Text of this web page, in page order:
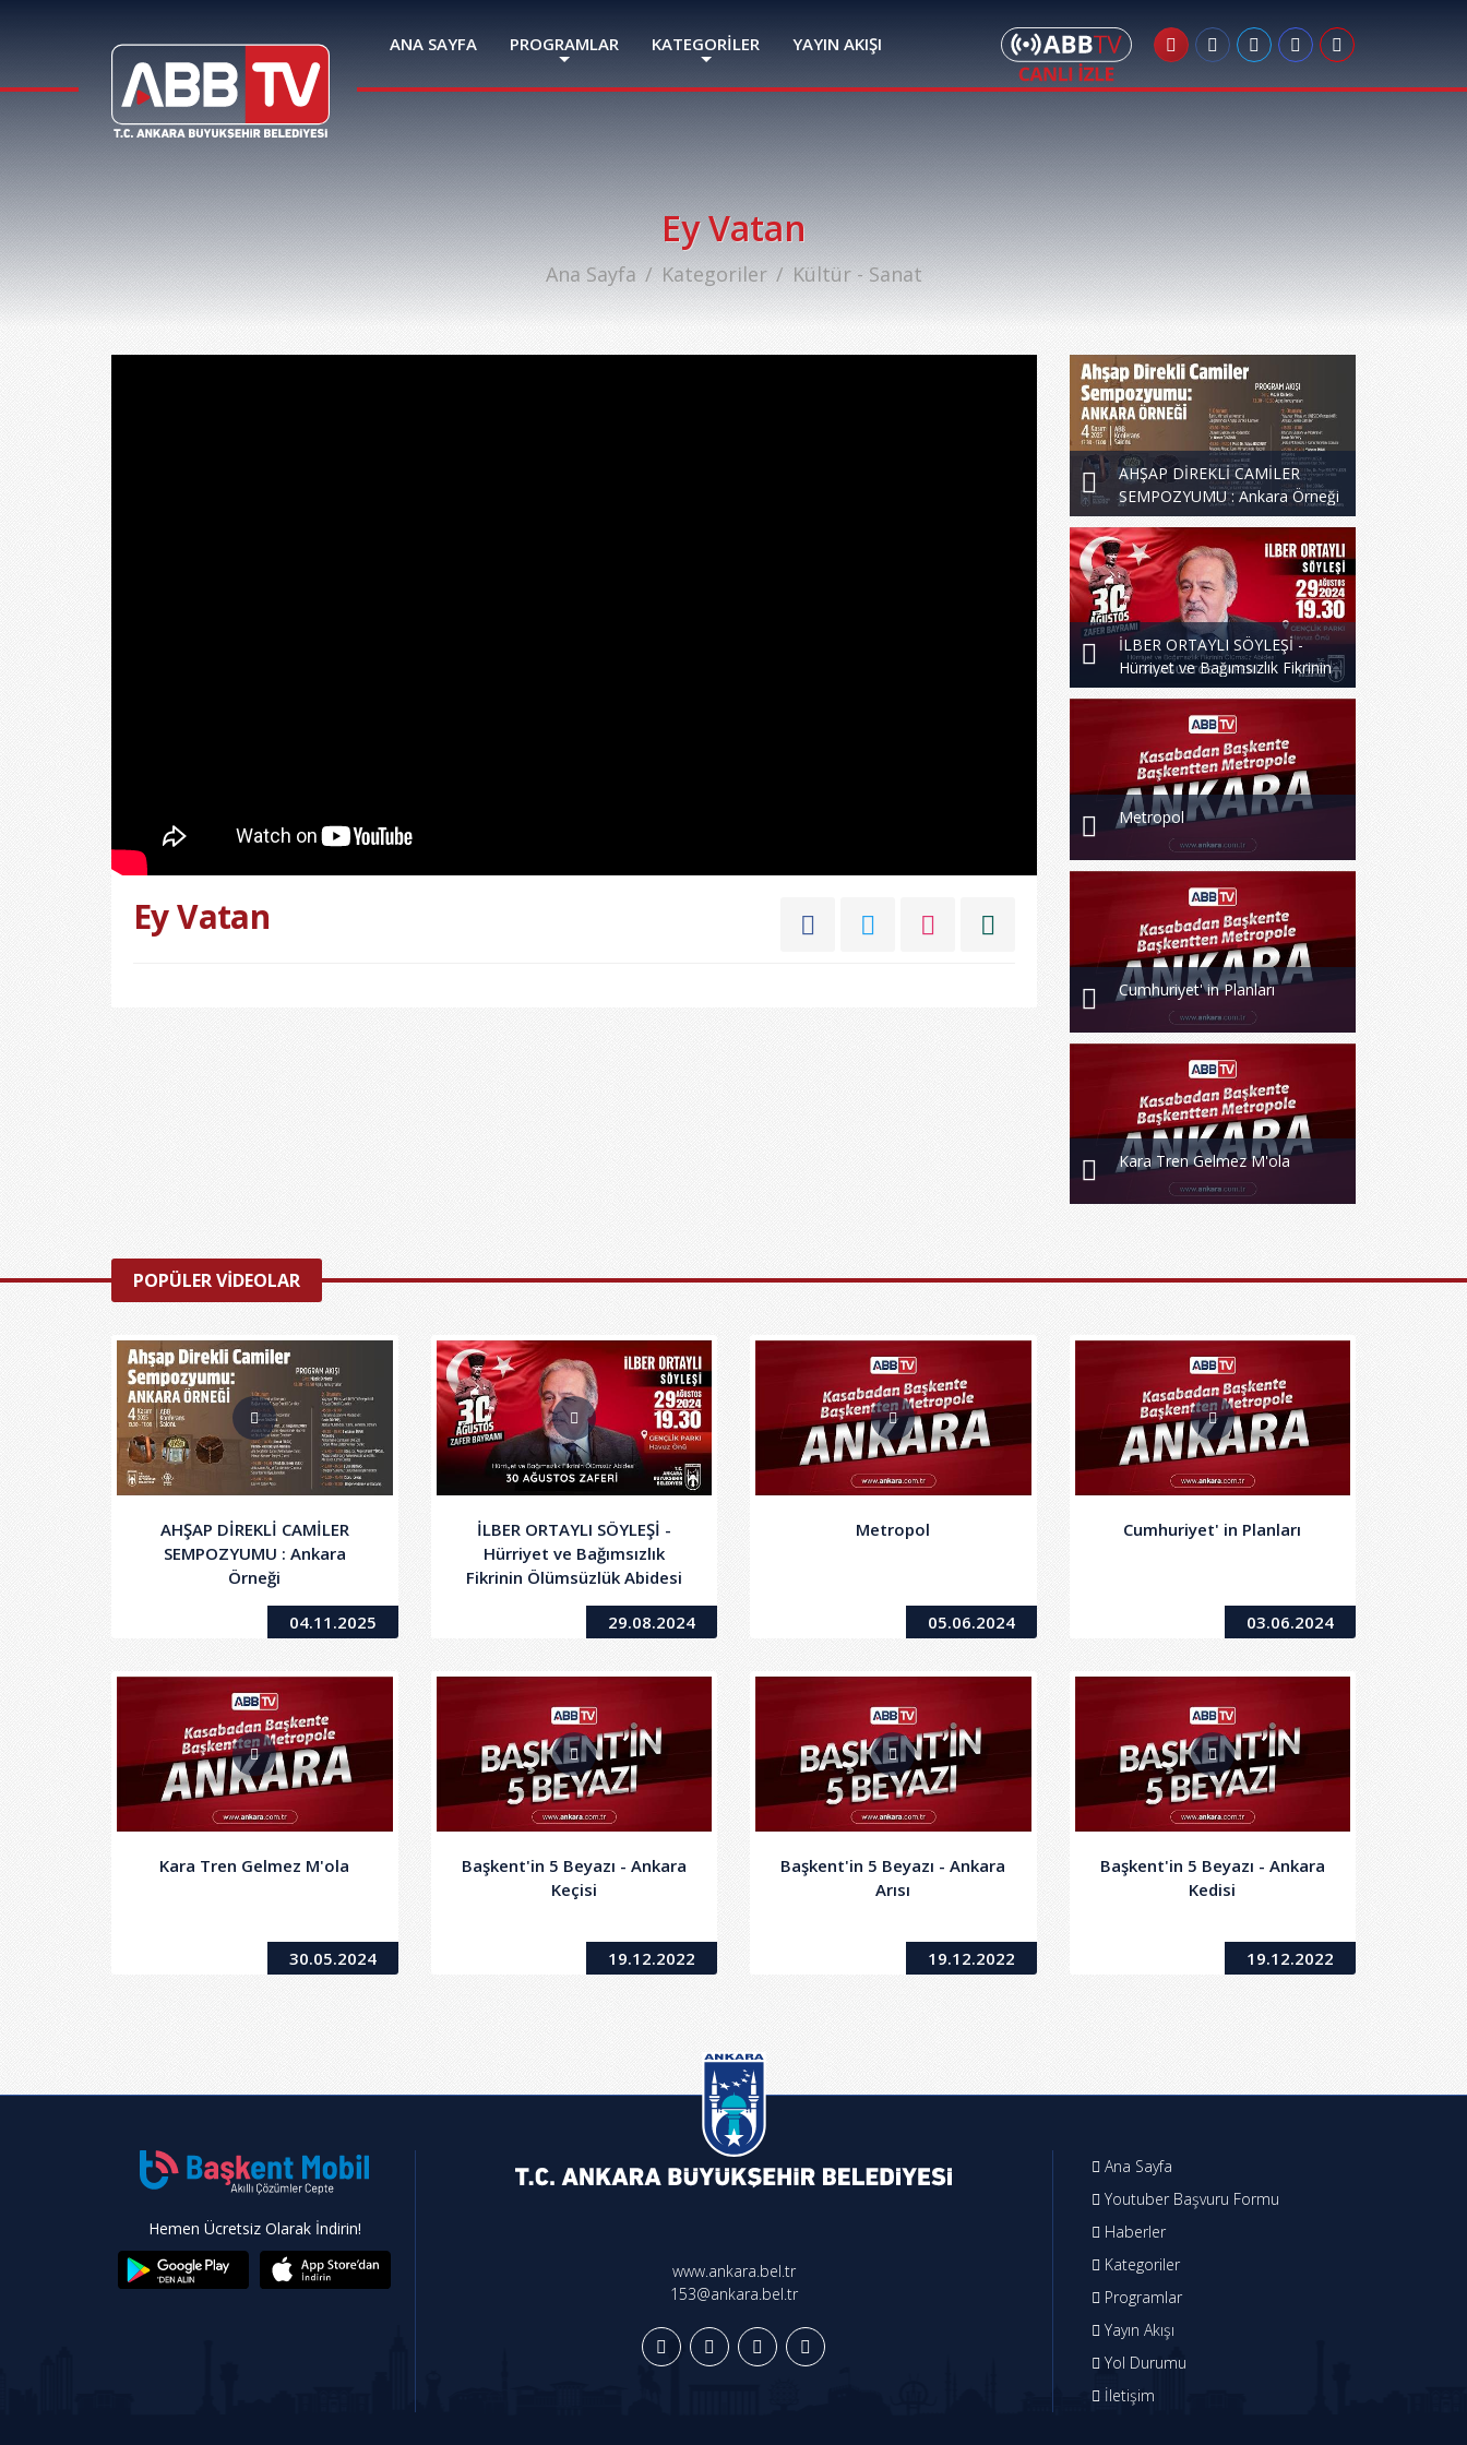
ANA SAYFA PROGRAMLAR KATEGORİLER YAYIN AKIŞI
Ey Vatan
Ana Sayfa Kategoriler Kültür - Sanat
Ey Vatan
AHŞAP DİREKLİ CAMİLER
SEMPOZYUMU : Ankara Örneği
İLBER ORTAYLI SÖYLEŞİ -
Hürriyet ve Bağımsızlık Fikrinin
Ölümsüzlük Abidesi 30 Ağustos
Metropol
Cumhuriyet' in Planları
Kara Tren Gelmez M'ola
POPÜLER VİDEOLAR
AHŞAP DİREKLİ CAMİLER
SEMPOZYUMU : Ankara
Örneği
04.11.2025
İLBER ORTAYLI SÖYLEŞİ -
Hürriyet ve Bağımsızlık
Fikrinin Ölümsüzlük Abidesi
30 Ağustos Zaferi
29.08.2024
Metropol
05.06.2024
Cumhuriyet' in Planları
03.06.2024
Kara Tren Gelmez M'ola
30.05.2024
Başkent'in 5 Beyazı - Ankara
Keçisi
19.12.2022
Başkent'in 5 Beyazı - Ankara
Arısı
19.12.2022
Başkent'in 5 Beyazı - Ankara
Kedisi
19.12.2022
Hemen Ücretsiz Olarak İndirin!
www.ankara.bel.tr
153@ankara.bel.tr
Ana Sayfa
Youtuber Başvuru Formu
Haberler
Kategoriler
Programlar
Yayın Akışı
Yol Durumu
İletişim